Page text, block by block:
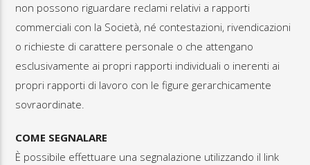
non possono riguardare reclami relativi a rapporti
commerciali con la Società, né contestazioni, rivendicazioni
o richieste di carattere personale o che attengano
esclusivamente ai propri rapporti individuali o inerenti ai
propri rapporti di lavoro con le figure gerarchicamente
sovraordinate.
COME SEGNALARE
È possibile effettuare una segnalazione utilizzando il link